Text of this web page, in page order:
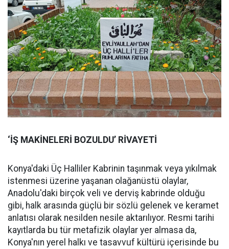
‘İŞ MAKİNELERİ BOZULDU’ RİVAYETİ
Konya'daki Üç Halliler Kabrinin taşınmak veya yıkılmak
istenmesi üzerine yaşanan olağanüstü olaylar,
Anadolu'daki birçok veli ve derviş kabrinde olduğu
gibi, halk arasında güçlü bir sözlü gelenek ve keramet
anlatısı olarak nesilden nesile aktarılıyor. Resmi tarihi
kayıtlarda bu tür metafizik olaylar yer almasa da,
Konya'nın yerel halkı ve tasavvuf kültürü içerisinde bu